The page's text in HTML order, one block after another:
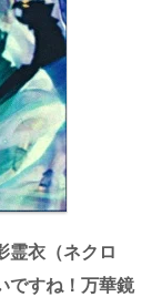
霊衣（ネクロ
ですね！万華鏡